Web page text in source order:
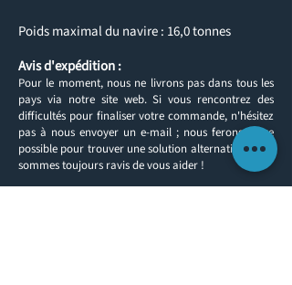
Poids maximal du navire : 16,0 tonnes
Avis d'expédition :
Pour le moment, nous ne livrons pas dans tous les
pays via notre site web. Si vous rencontrez des
difficultés pour finaliser votre commande, n'hésitez
pas à nous envoyer un e-mail ; nous ferons notre
possible pour trouver une solution alternative. Nous
sommes toujours ravis de vous aider !